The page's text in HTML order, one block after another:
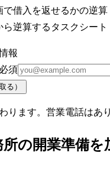
で借入を返せるかの逆算
ら逆算するタスクシート
報
必須
る）
ります。営業電話はあ
の開業準備を